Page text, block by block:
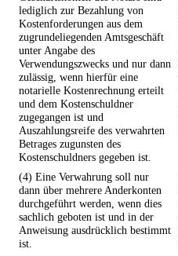
lediglich zur Bezahlung von
Kostenforderungen aus dem
zugrundeliegenden Amtsgeschäft
unter Angabe des
Verwendungszwecks und nur dann
zulässig, wenn hierfür eine
notarielle Kostenrechnung erteilt
und dem Kostenschuldner
zugegangen ist und
Auszahlungsreife des verwahrten
Betrages zugunsten des
Kostenschuldners gegeben ist.
(4) Eine Verwahrung soll nur
dann über mehrere Anderkonten
durchgeführt werden, wenn dies
sachlich geboten ist und in der
Anweisung ausdrücklich bestimmt
ist.